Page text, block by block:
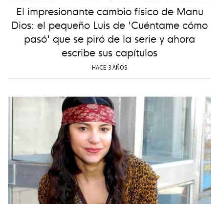
El impresionante cambio físico de Manu
Dios: el pequeño Luis de 'Cuéntame cómo
pasó' que se piró de la serie y ahora
escribe sus capítulos
HACE 3 AÑOS